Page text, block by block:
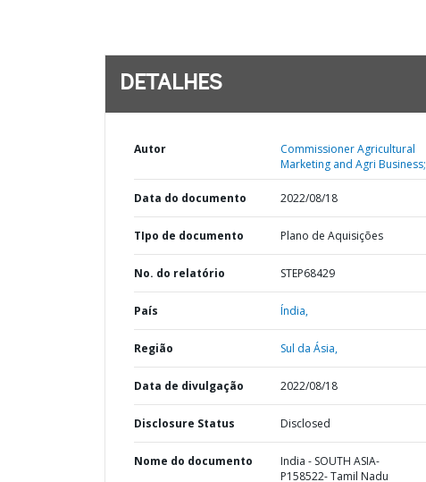
DETALHES
Autor
Commissioner Agricultural
Marketing and Agri Business;
Data do documento 2022/08/18
TIpo de documento Plano de Aquisições
No. do relatório STEP68429
País Índia,
Região Sul da Ásia,
Data de divulgação 2022/08/18
Disclosure Status Disclosed
Nome do documento
India - SOUTH ASIA-
P158522- Tamil Nadu